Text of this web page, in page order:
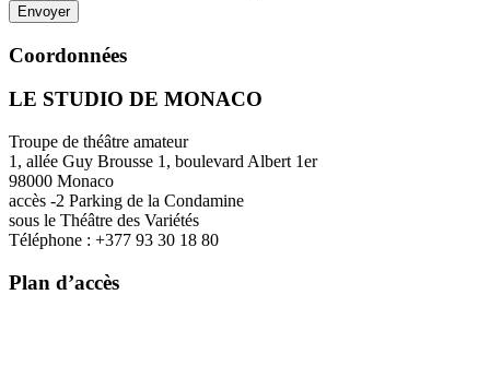
Envoyer
Coordonnées
LE STUDIO DE MONACO
Troupe de théâtre amateur
1, allée Guy Brousse 1, boulevard Albert 1er
98000 Monaco
accès -2 Parking de la Condamine
sous le Théâtre des Variétés
Téléphone : +377 93 30 18 80
Plan d’accès